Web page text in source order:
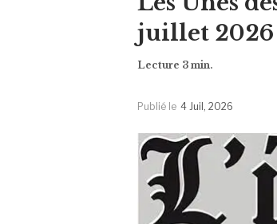
juillet 2026
Publié le 4 Juil, 2026